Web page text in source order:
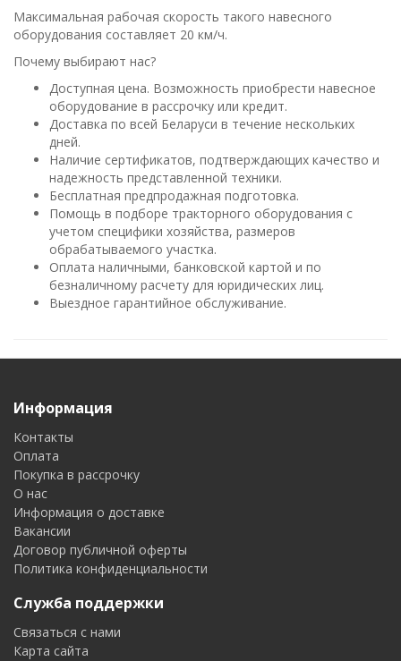
Максимальная рабочая скорость такого навесного
оборудования составляет 20 км/ч.
Почему выбирают нас?
Доступная цена. Возможность приобрести навесное
оборудование в рассрочку или кредит.
Доставка по всей Беларуси в течение нескольких
дней.
Наличие сертификатов, подтверждающих качество и
надежность представленной техники.
Бесплатная предпродажная подготовка.
Помощь в подборе тракторного оборудования с
учетом специфики хозяйства, размеров
обрабатываемого участка.
Оплата наличными, банковской картой и по
безналичному расчету для юридических лиц.
Выездное гарантийное обслуживание.
Информация
Контакты
Оплата
Покупка в рассрочку
О нас
Информация о доставке
Вакансии
Договор публичной оферты
Политика конфиденциальности
Служба поддержки
Связаться с нами
Карта сайта